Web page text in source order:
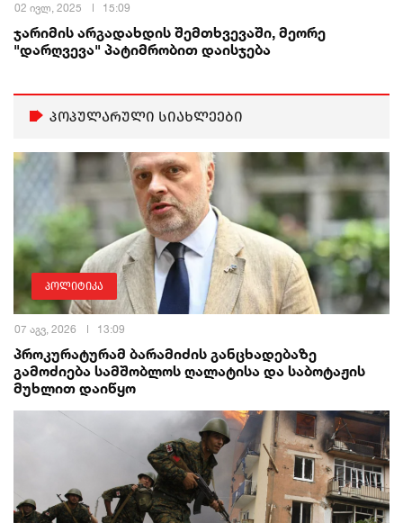
02 ივლ, 2025 15:09
ჯარიმის არგადახდის შემთხვევაში, მეორე
"დარღვევა" პატიმრობით დაისჯება
პოპულარული სიახლეები
პოლიტიკა
07 აგვ, 2026 13:09
პროკურატურამ ბარამიძის განცხადებაზე
გამოძიება სამშობლოს ღალატისა და საბოტაჟის
მუხლით დაიწყო